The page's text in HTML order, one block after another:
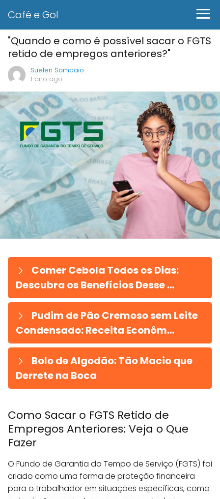
Café e Gol
"Quando e como é possível sacar o FGTS
retido de empregos anteriores?"
Suelen Sampaio
1 ano ago
Comer Cebola Todos os Dias:
Descubra os Benefícios Desse ...
Pudim de Pão Cremoso sem Leite
Condensado: Receita Econôm...
Bolo de Algodão: Tão Macio que
Derrete na Boca
Como Sacar o FGTS Retido de
Empregos Anteriores: Veja o Que
Fazer
O Fundo de Garantia do Tempo de Serviço (FGTS) foi
criado como uma forma de proteção financeira
para o trabalhador em situações específicas, como